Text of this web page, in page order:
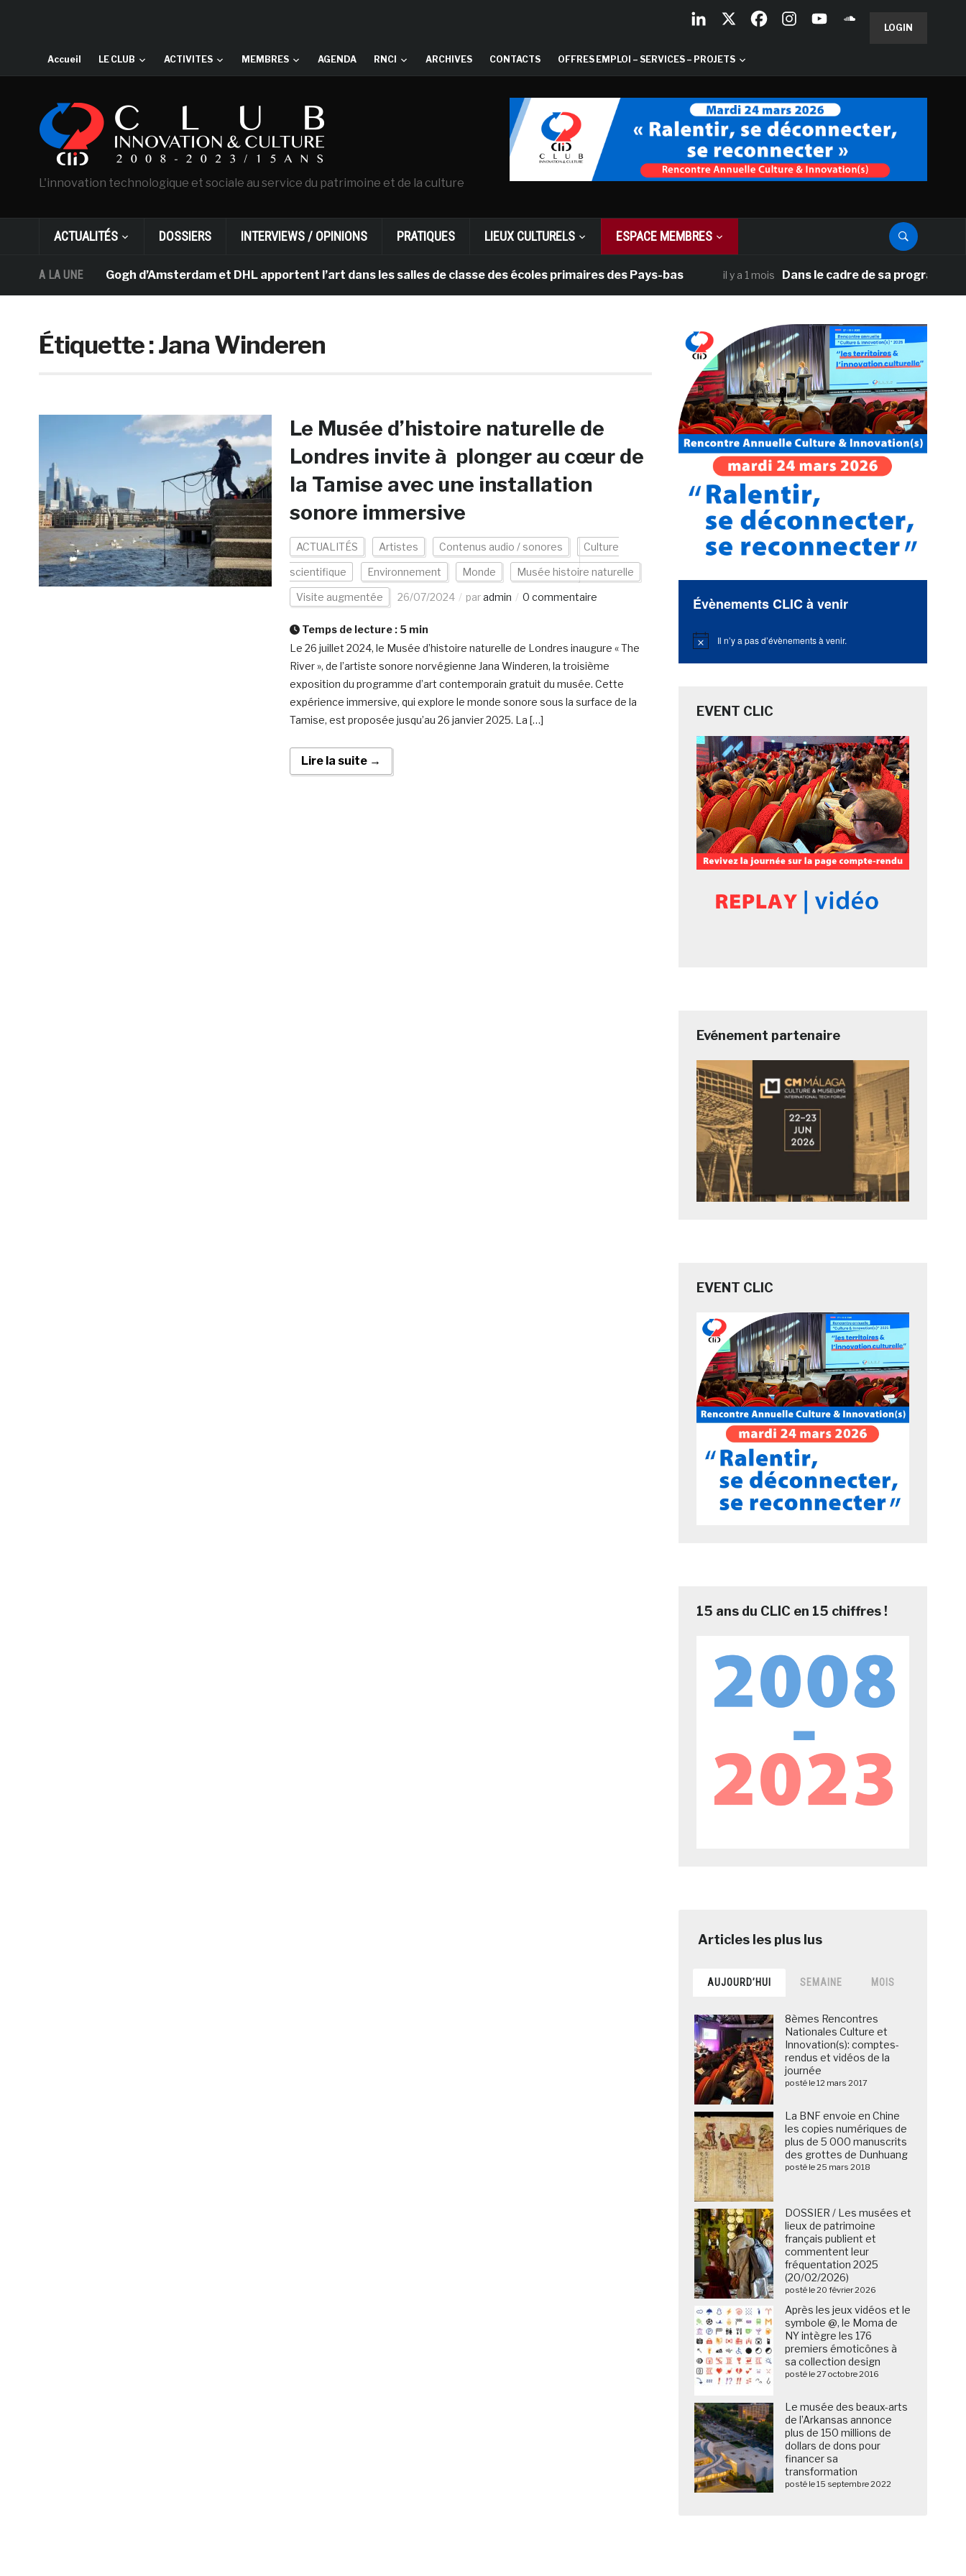
LOGIN
Accueil LE CLUB ACTIVITES MEMBRES AGENDA RNCI ARCHIVES CONTACTS OFFRES EMPLOI – SERVICES – PROJETS
L'innovation technologique et sociale au service du patrimoine et de la culture
ACTUALITÉS DOSSIERS INTERVIEWS / OPINIONS PRATIQUES LIEUX CULTURELS ESPACE MEMBRES
A LA UNE
musée Van Gogh d’Amsterdam et DHL apportent l’art dans les salles de classe des écoles primaires des Pays-bas il y a 1 mois Dans le cadre de sa programmation
Étiquette :Jana Winderen
Le Musée d’histoire naturelle de
Londres invite à plonger au cœur de
la Tamise avec une installation
sonore immersive
ACTUALITÉS Artistes Contenus audio / sonores Culture
scientifique Environnement Monde Musée histoire naturelle
Visite augmentée 26/07/2024 paradmin 0 commentaire
Temps de lecture : 5 min
Le 26 juillet 2024, le Musée d’histoire naturelle de Londres inaugure « The
River », de l’artiste sonore norvégienne Jana Winderen, la troisième
exposition du programme d’art contemporain gratuit du musée. Cette
expérience immersive, qui explore le monde sonore sous la surface de la
Tamise, est proposée jusqu’au 26 janvier 2025. La […]
Lire la suite →
Évènements CLIC à venir
Notice Il n’y a pas d’évènements à venir.
EVENT CLIC
Evénement partenaire
EVENT CLIC
15 ans du CLIC en 15 chiffres !
AUJOURD’HUI SEMAINE MOIS
8èmes Rencontres
Nationales Culture et
Innovation(s): comptes-
rendus et vidéos de la
journée
posté le 12 mars 2017
La BNF envoie en Chine
les copies numériques de
plus de 5 000 manuscrits
des grottes de Dunhuang
posté le 25 mars 2018
DOSSIER / Les musées et
lieux de patrimoine
français publient et
commentent leur
fréquentation 2025
(20/02/2026)
posté le 20 février 2026
Après les jeux vidéos et le
symbole @, le Moma de
NY intègre les 176
premiers émoticônes à
sa collection design
posté le 27 octobre 2016
Le musée des beaux-arts
de l’Arkansas annonce
plus de 150 millions de
dollars de dons pour
financer sa
transformation
posté le 15 septembre 2022